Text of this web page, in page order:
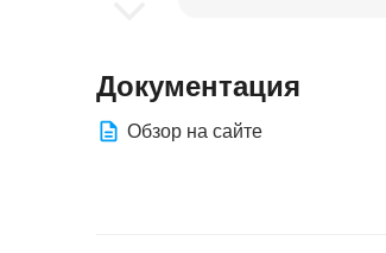
Документация
Обзор на сайте